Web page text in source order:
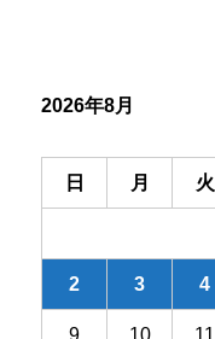
ン
2026年8月
日 月 火
2 3 4
9 10 11